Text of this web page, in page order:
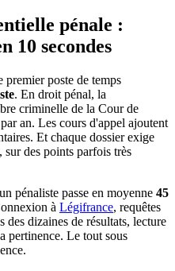
pénale :
10 secondes
poste de temps
. En droit pénal, la
criminelle de la Cour de
an. Les cours d'appel ajoutent
Et chaque dossier exige
sur des points parfois très
pénaliste passe en moyenne 45
à Légifrance, requêtes
des dizaines de résultats, lecture
pertinence. Le tout sous